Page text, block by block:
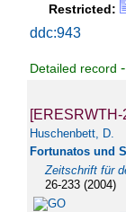
Restricted:
ddc:943
Detailed record -
[ERESRWTH-
Huschenbett, D.
Fortunatos und
Zeitschrift für
26-233 (2004)